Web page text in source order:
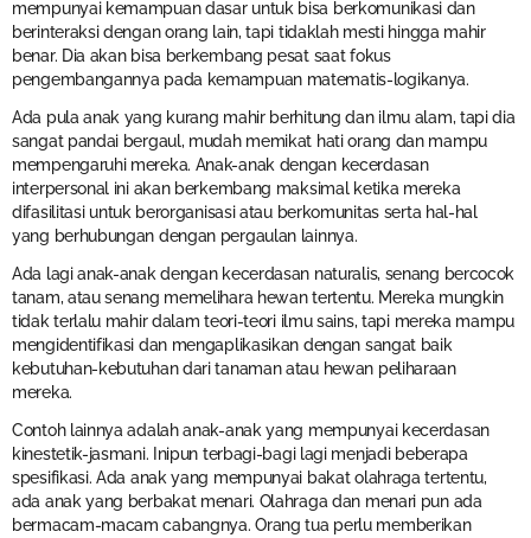
mempunyai kemampuan dasar untuk bisa berkomunikasi dan
berinteraksi dengan orang lain, tapi tidaklah mesti hingga mahir
benar. Dia akan bisa berkembang pesat saat fokus
pengembangannya pada kemampuan matematis-logikanya.
Ada pula anak yang kurang mahir berhitung dan ilmu alam, tapi dia
sangat pandai bergaul, mudah memikat hati orang dan mampu
mempengaruhi mereka. Anak-anak dengan kecerdasan
interpersonal ini akan berkembang maksimal ketika mereka
difasilitasi untuk berorganisasi atau berkomunitas serta hal-hal
yang berhubungan dengan pergaulan lainnya.
Ada lagi anak-anak dengan kecerdasan naturalis, senang bercocok
tanam, atau senang memelihara hewan tertentu. Mereka mungkin
tidak terlalu mahir dalam teori-teori ilmu sains, tapi mereka mampu
mengidentifikasi dan mengaplikasikan dengan sangat baik
kebutuhan-kebutuhan dari tanaman atau hewan peliharaan
mereka.
Contoh lainnya adalah anak-anak yang mempunyai kecerdasan
kinestetik-jasmani. Inipun terbagi-bagi lagi menjadi beberapa
spesifikasi. Ada anak yang mempunyai bakat olahraga tertentu,
ada anak yang berbakat menari. Olahraga dan menari pun ada
bermacam-macam cabangnya. Orang tua perlu memberikan